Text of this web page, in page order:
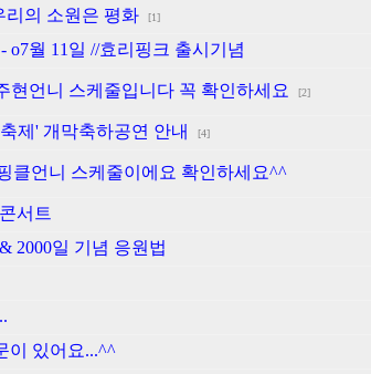
리의 소원은 평화 [1]
월 11일 //효리핑크 출시기념
현언니 스케줄입니다 꼭 확인하세요 [2]
제' 개막축하공연 안내 [4]
클언니 스케줄이에요 확인하세요^^
서트
2000일 기념 응원법
이 있어요...^^